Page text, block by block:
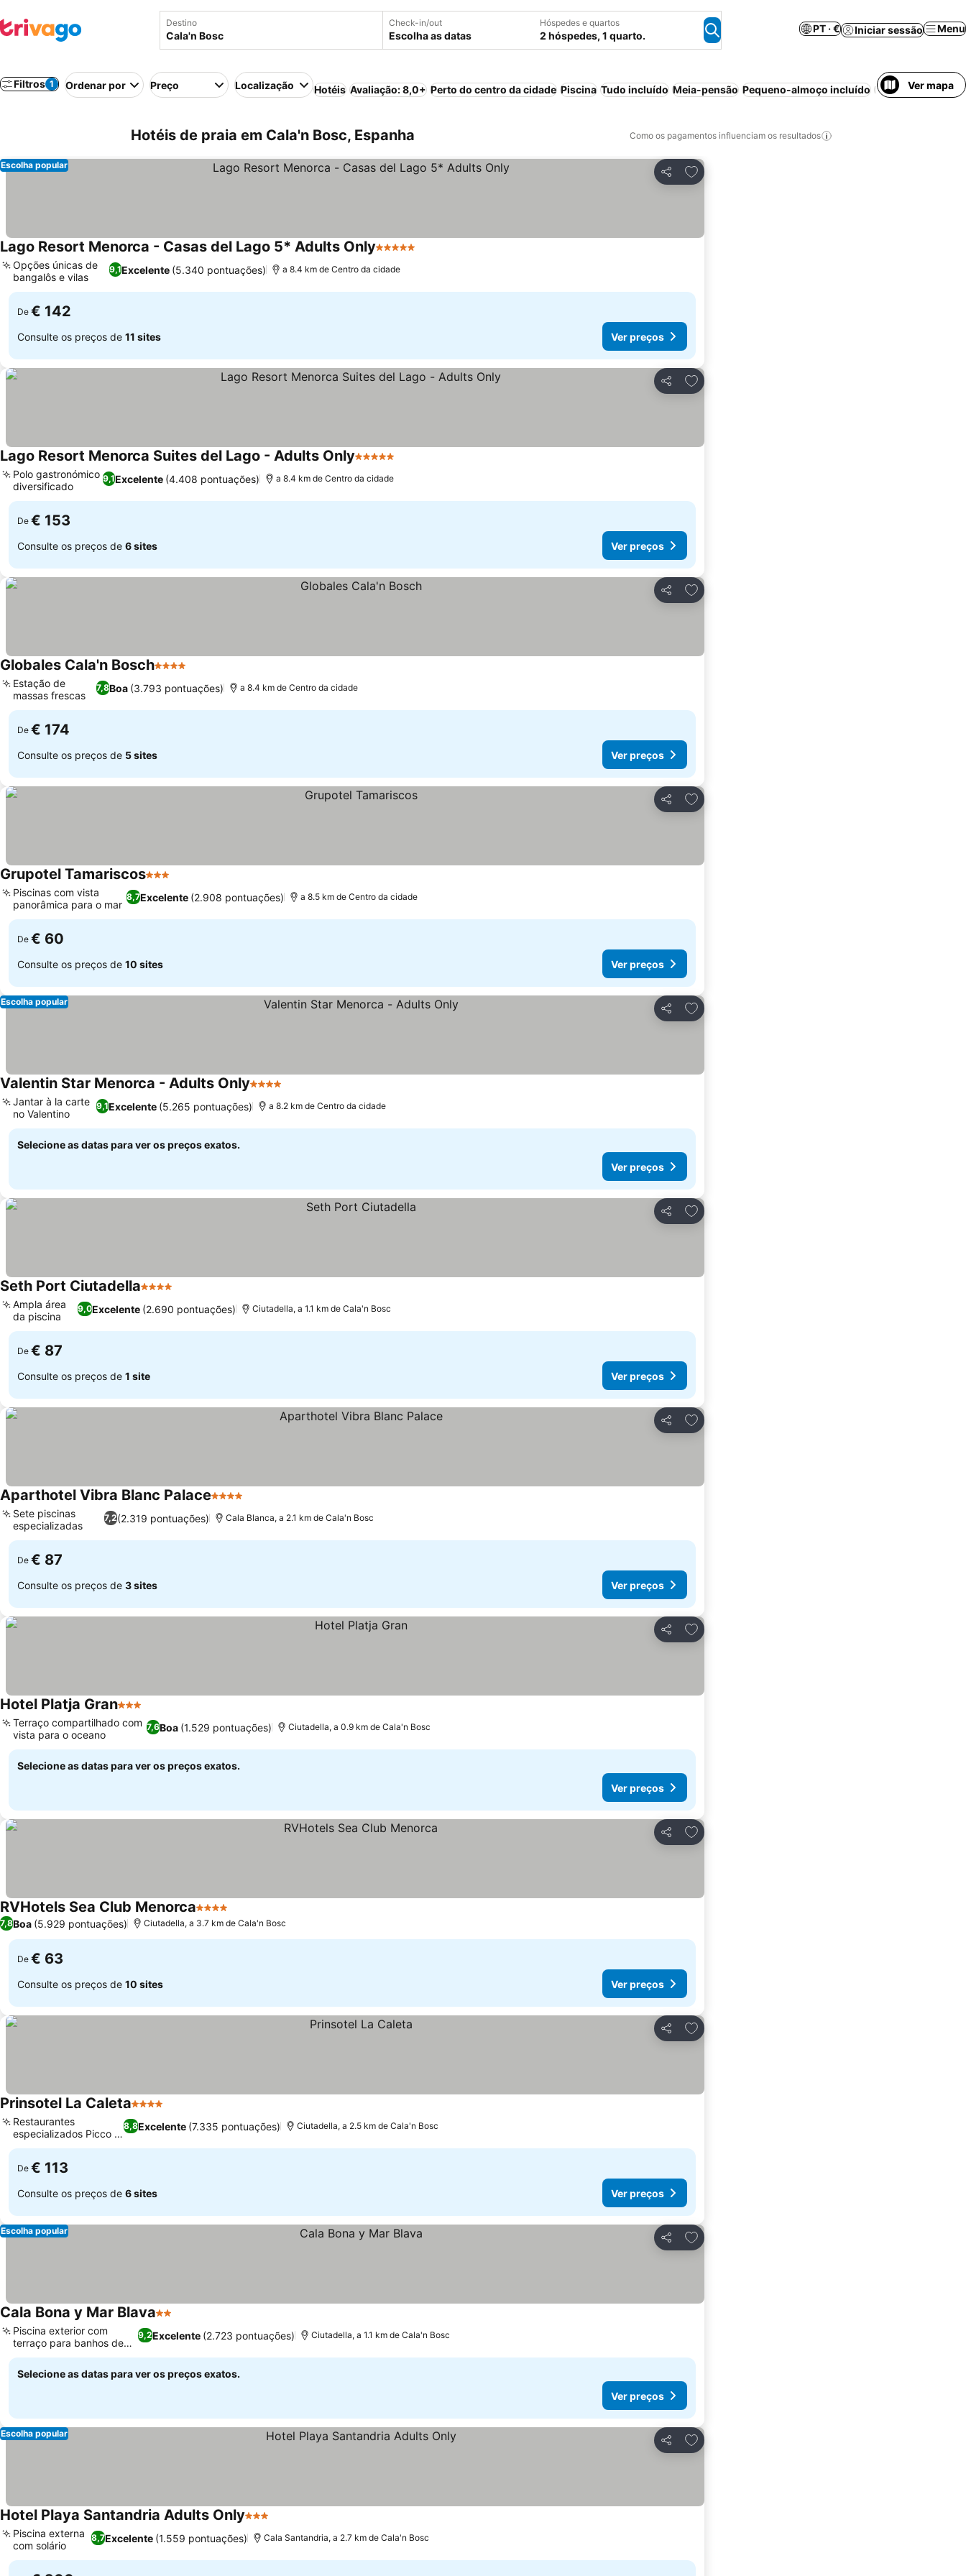
Destino Check-in/out
Escolha as datas
Hóspedes e quartos
2 hóspedes, 1 quarto.
PT · € Iniciar sessão Menu
Filtros 1 Ordenar por Preço Localização Hotéis Avaliação: 8,0+ Perto do centro da cidade Piscina Tudo incluído Meia-pensão Pequeno-almoço incluído Praia Ar
Ver mapa
Hotéis de praia em Cala'n Bosc, Espanha Como os pagamentos influenciam os resultados
Partilhar
Adicionar aos favoritos
Escolha popular
Lago Resort Menorca - Casas del Lago 5* Adults Only5 Estrelas
9,1Excelente (5.340 pontuações)
Opções únicas de
bangalôs e vilas
a 8.4 km de Centro da cidade
De € 142
Consulte os preços de 11 sites Ver preços
Partilhar
Adicionar aos favoritos
Lago Resort Menorca Suites del Lago - Adults Only5 Estrelas
9,1Excelente (4.408 pontuações)
Polo gastronómico
diversificado
a 8.4 km de Centro da cidade
De € 153
Consulte os preços de 6 sites Ver preços
Partilhar
Adicionar aos favoritos
Globales Cala'n Bosch4 Estrelas
7,8Boa (3.793 pontuações)
Estação de
massas frescas
a 8.4 km de Centro da cidade
De € 174
Consulte os preços de 5 sites Ver preços
Partilhar
Adicionar aos favoritos
Grupotel Tamariscos3 Estrelas
8,7Excelente (2.908 pontuações)
Piscinas com vista
panorâmica para o mar
a 8.5 km de Centro da cidade
De € 60
Consulte os preços de 10 sites Ver preços
Partilhar
Adicionar aos favoritos
Escolha popular
Valentin Star Menorca - Adults Only4 Estrelas
9,1Excelente (5.265 pontuações)
Jantar à la carte
no Valentino
a 8.2 km de Centro da cidade
Selecione as datas para ver os preços exatos.
Ver preços
Partilhar
Adicionar aos favoritos
Seth Port Ciutadella4 Estrelas
9,0Excelente (2.690 pontuações)
Ampla área
da piscina
Ciutadella, a 1.1 km de Cala'n Bosc
De € 87
Consulte os preços de 1 site Ver preços
Partilhar
Adicionar aos favoritos
Aparthotel Vibra Blanc Palace4 Estrelas
7,2(2.319 pontuações)
Sete piscinas
especializadas
Cala Blanca, a 2.1 km de Cala'n Bosc
De € 87
Consulte os preços de 3 sites Ver preços
Partilhar
Adicionar aos favoritos
Hotel Platja Gran3 Estrelas
7,6Boa (1.529 pontuações)
Terraço compartilhado com
vista para o oceano
Ciutadella, a 0.9 km de Cala'n Bosc
Selecione as datas para ver os preços exatos.
Ver preços
Partilhar
Adicionar aos favoritos
RVHotels Sea Club Menorca4 Estrelas
7,8Boa (5.929 pontuações) Ciutadella, a 3.7 km de Cala'n Bosc
De € 63
Consulte os preços de 10 sites Ver preços
Partilhar
Adicionar aos favoritos
Prinsotel La Caleta4 Estrelas
8,8Excelente (7.335 pontuações)
Restaurantes
especializados Picco e
Grill
Ciutadella, a 2.5 km de Cala'n Bosc
De € 113
Consulte os preços de 6 sites Ver preços
Partilhar
Adicionar aos favoritos
Escolha popular
Cala Bona y Mar Blava2 Estrelas
9,2Excelente (2.723 pontuações)
Piscina exterior com
terraço para banhos de
sol
Ciutadella, a 1.1 km de Cala'n Bosc
Selecione as datas para ver os preços exatos.
Ver preços
Partilhar
Adicionar aos favoritos
Escolha popular
Hotel Playa Santandria Adults Only3 Estrelas
8,7Excelente (1.559 pontuações)
Piscina externa
com solário
Cala Santandria, a 2.7 km de Cala'n Bosc